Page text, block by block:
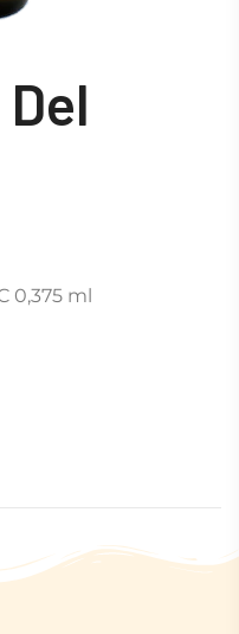
0,375 ml